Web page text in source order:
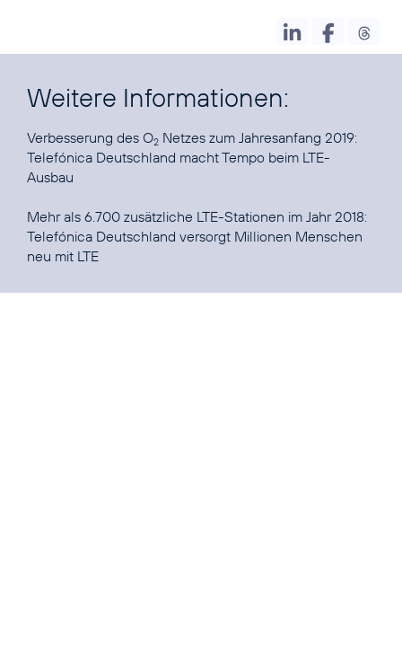
Weitere Informationen:
Verbesserung des O2
Telefónica Deutschland macht Tempo beim LTE-
Ausbau
Telefónica Deutschland versorgt Millionen Menschen
neu mit LTE